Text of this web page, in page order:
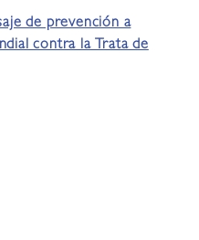
de prevención a
contra la Trata de